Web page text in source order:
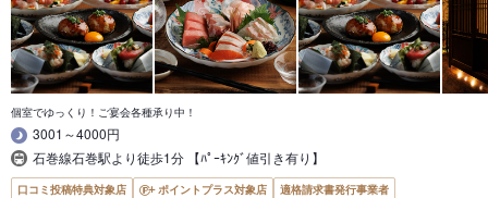
個室でゆっくり！ご宴会各種承り中！
3001～4000円
石巻線石巻駅より徒歩1分 【ﾊﾟｰｷﾝｸﾞ値引き有り】
口コミ投稿特典対象店 ポイントプラス対象店 適格請求書発行事業者